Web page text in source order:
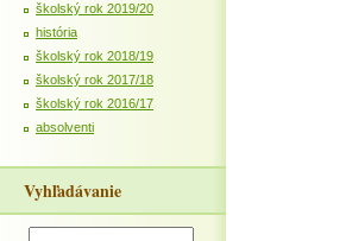
školský rok 2019/20
história
školský rok 2018/19
školský rok 2017/18
školský rok 2016/17
absolventi
Vyhľadávanie